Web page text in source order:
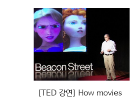
[TED 강연] How movies